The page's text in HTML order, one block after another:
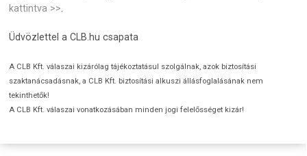
kattintva >>
Üdvözlettel a CLB.hu csapata
A CLB Kft. válaszai kizárólag tájékoztatásul szolgálnak, azok biztosítási
szaktanácsadásnak, a CLB Kft. biztosítási alkuszi állásfoglalásának nem
tekinthetők!
A CLB Kft. válaszai vonatkozásában minden jogi felelősséget kizár!